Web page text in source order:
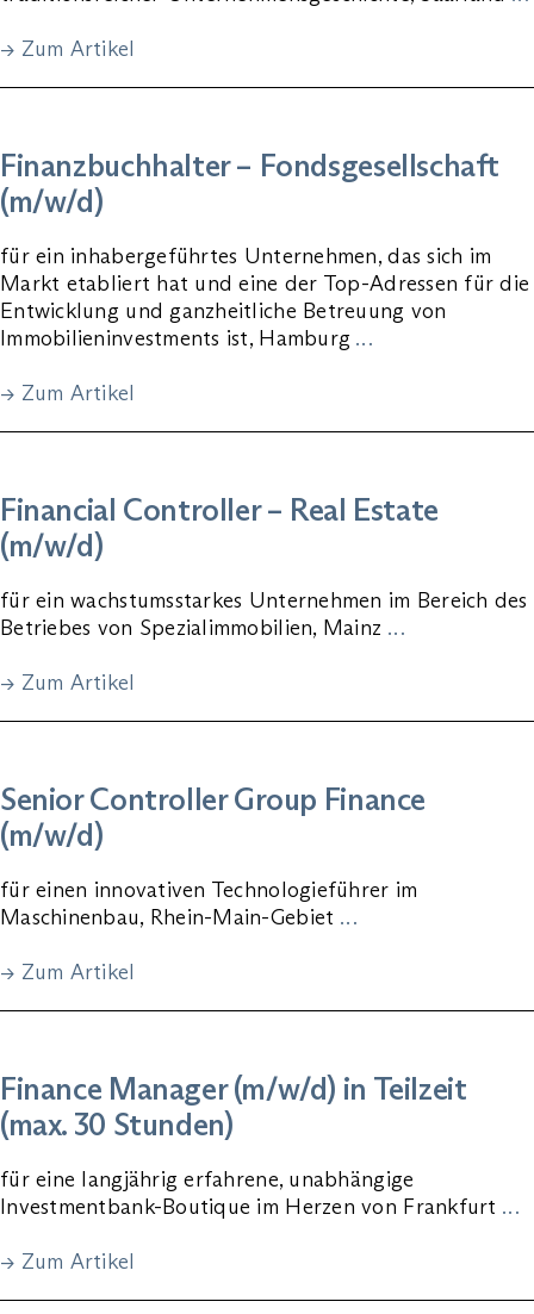
→ Zum Artikel
Finanzbuchhalter – Fondsgesellschaft
(m/w/d)
für ein inhabergeführtes Unternehmen, das sich im
Markt etabliert hat und eine der Top-Adressen für die
Entwicklung und ganzheitliche Betreuung von
Immobilieninvestments ist, Hamburg …
→ Zum Artikel
Financial Controller – Real Estate
(m/w/d)
für ein wachstumsstarkes Unternehmen im Bereich des
Betriebes von Spezialimmobilien, Mainz …
→ Zum Artikel
Senior Controller Group Finance
(m/w/d)
für einen innovativen Technologieführer im
Maschinenbau, Rhein-Main-Gebiet …
→ Zum Artikel
Finance Manager (m/w/d) in Teilzeit
(max. 30 Stunden)
für eine langjährig erfahrene, unabhängige
Investmentbank-Boutique im Herzen von Frankfurt …
→ Zum Artikel